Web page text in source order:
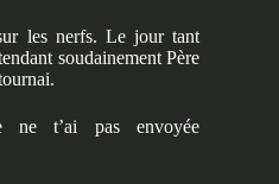
les nerfs. Le jour tant
soudainement Père
ne t’ai pas envoyée